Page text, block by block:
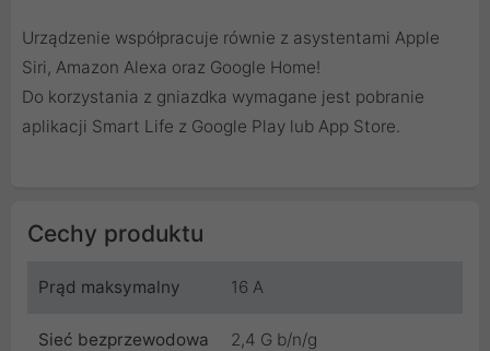
Urządzenie współpracuje równie z asystentami Apple
Siri, Amazon Alexa oraz Google Home!
Do korzystania z gniazdka wymagane jest pobranie
aplikacji Smart Life z Google Play lub App Store.
Cechy produktu
Prąd maksymalny 16 A
Sieć bezprzewodowa
2,4 G b/n/g